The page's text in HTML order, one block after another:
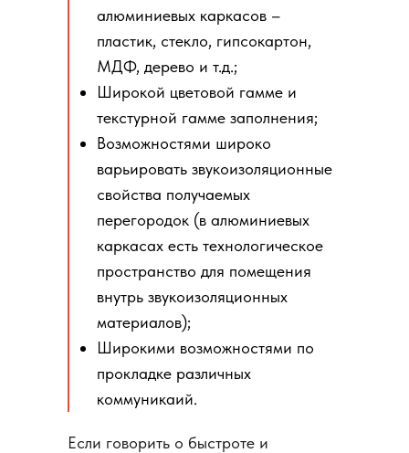
Если говорить о быстроте и
алюминиевых каркасов –
пластик, стекло, гипсокартон,
МДФ, дерево и т.д.;
Широкой цветовой гамме и
текстурной гамме заполнения;
Возможностями широко
варьировать звукоизоляционные
свойства получаемых
перегородок (в алюминиевых
каркасах есть технологическое
пространство для помещения
внутрь звукоизоляционных
материалов);
Широкими возможностями по
прокладке различных
коммуникаий.